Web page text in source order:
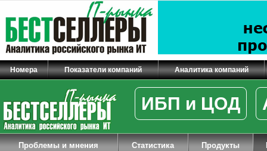
Номера Показатели компаний Аналитика компаний
ИБП и ЦОД
Проблемы и мнения Статистика Продукты